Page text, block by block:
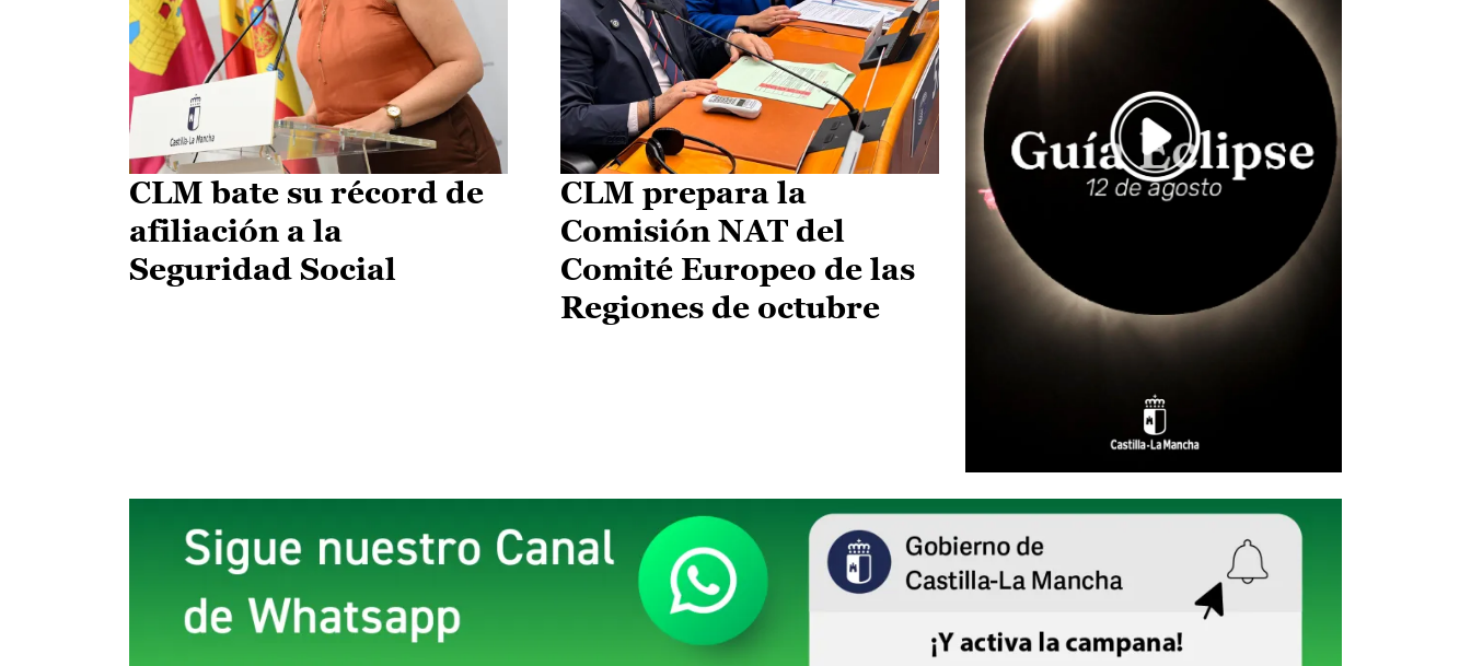
CLM bate su récord de
afiliación a la
Seguridad Social
CLM prepara la
Comisión NAT del
Comité Europeo de las
Regiones de octubre